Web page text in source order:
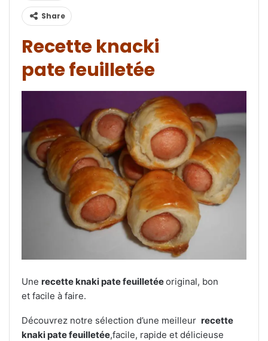
Share
Recette knacki
pate feuilletée
Une recette knaki pate feuilletéeoriginal, bon
et facile à faire.
Découvrez notre sélection d’une meilleur recette
knaki pate feuilletée,facile, rapide et délicieuse